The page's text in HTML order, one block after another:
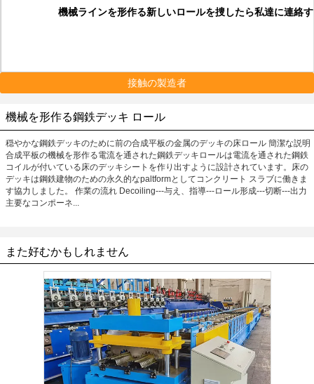
機械ラインを形作る新しいロールを捜したら私達に連絡
接触の製造者
機械を形作る鋼鉄デッキ ロール
穏やかな鋼鉄デッキのために前の合成平板の金属のデッキの床ロール 簡潔な説明
合成平板の機械を形作る電流を通された鋼鉄デッキロールは電流を通された鋼鉄
コイルが付いている床のデッキシートを作り出すように設計されています。床の
デッキは鋼鉄建物のための永久的なpaltformとしてコンクリート スラブに働きま
す協力しました。 作業の流れ Decoiling---与え、指導---ロール形成---切断---出力
主要なコンポーネ...
また好むかもしれません